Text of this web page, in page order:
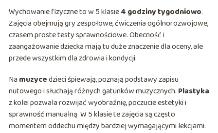
Wychowanie fizyczne to w 5 klasie4 godziny tygodniowo.
Zajęcia obejmują gry zespołowe, ćwiczenia ogólnorozwojowe,
czasem proste testy sprawnościowe. Obecność i
zaangażowanie dziecka mają tu duże znaczenie dla oceny, ale
przede wszystkim dla zdrowia i kondycji.
Na muzycedzieci śpiewają, poznają podstawy zapisu
nutowego i słuchają różnych gatunków muzycznych. Plastyka
z kolei pozwala rozwijać wyobraźnię, poczucie estetyki i
sprawność manualną. W 5 klasie te zajęcia są często
momentem oddechu między bardziej wymagającymi lekcjami.